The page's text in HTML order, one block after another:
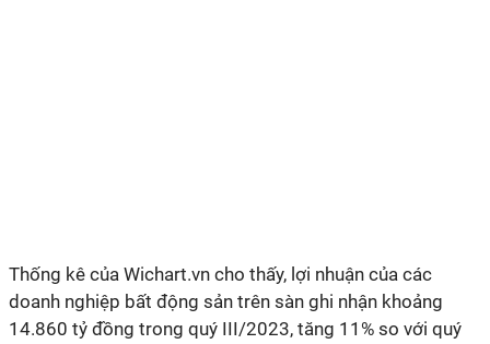
Thống kê của Wichart.vn cho thấy, lợi nhuận của các
doanh nghiệp bất động sản trên sàn ghi nhận khoảng
14.860 tỷ đồng trong quý III/2023, tăng 11% so với quý